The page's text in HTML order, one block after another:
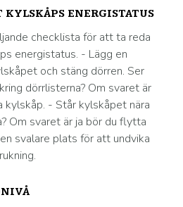
ENERGISTATUS
checklista för att ta reda
energistatus. - Lägg en
och stäng dörren. Ser
dörrlisterna? Om svaret är
kylskåp. - Står kylskåpet nära
Om svaret är ja bör du flytta
svalare plats för att undvika